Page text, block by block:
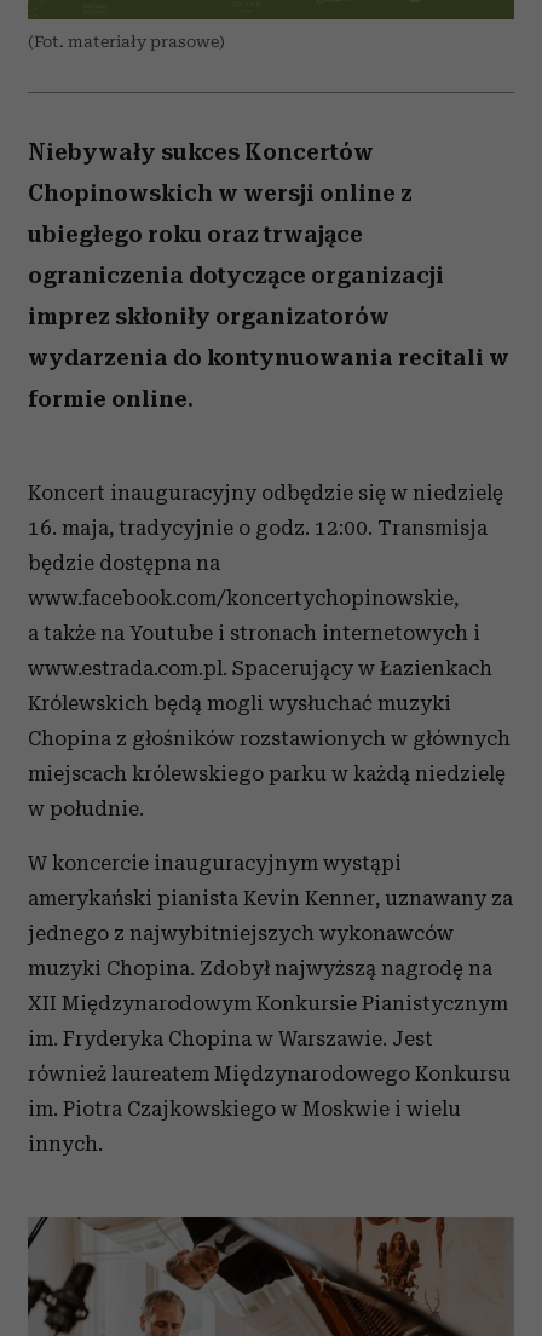
(Fot. materiały prasowe)
Niebywały sukces Koncertów
Chopinowskich w wersji online z
ubiegłego roku oraz trwające
ograniczenia dotyczące organizacji
imprez skłoniły organizatorów
wydarzenia do kontynuowania recitali w
formie online.
Koncert inauguracyjny odbędzie się w niedzielę
16. maja, tradycyjnie o godz. 12:00. Transmisja
będzie dostępna na
www.facebook.com/koncertychopinowskie,
a także na Youtube i stronach internetowych i
www.estrada.com.pl. Spacerujący w Łazienkach
Królewskich będą mogli wysłuchać muzyki
Chopina z głośników rozstawionych w głównych
miejscach królewskiego parku w każdą niedzielę
w południe.
W koncercie inauguracyjnym wystąpi
amerykański pianista Kevin Kenner, uznawany za
jednego z najwybitniejszych wykonawców
muzyki Chopina. Zdobył najwyższą nagrodę na
XII Międzynarodowym Konkursie Pianistycznym
im. Fryderyka Chopina w Warszawie. Jest
również laureatem Międzynarodowego Konkursu
im. Piotra Czajkowskiego w Moskwie i wielu
innych.